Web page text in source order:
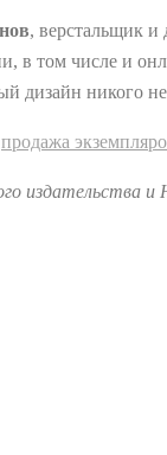
, верстальщик и
в том числе и
дизайн никого
продажа
издательства и